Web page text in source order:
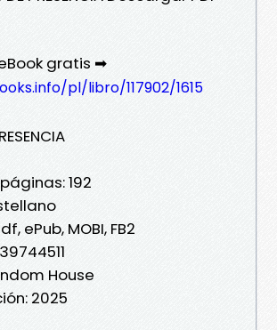
gratis ➡
pl/libro/117902/1615
192
ePub, MOBI, FB2
House
2025